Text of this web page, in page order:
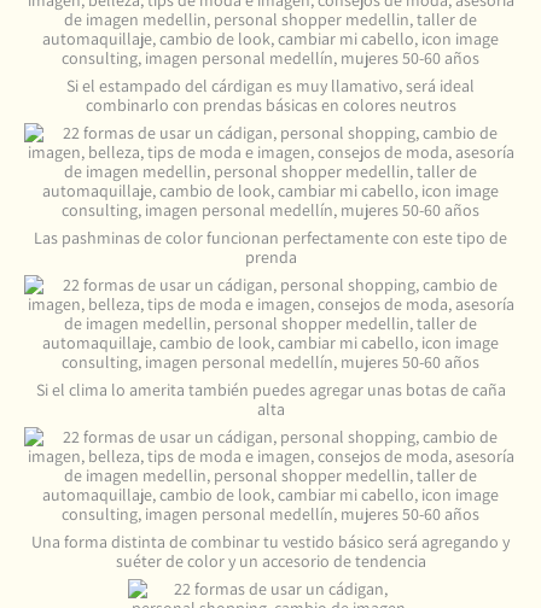
Si el estampado del cárdigan es muy llamativo, será ideal
combinarlo con prendas básicas en colores neutros
Las pashminas de color funcionan perfectamente con este tipo de
prenda
Si el clima lo amerita también puedes agregar unas botas de caña
alta
Una forma distinta de combinar tu vestido básico será agregando y
suéter de color y un accesorio de tendencia